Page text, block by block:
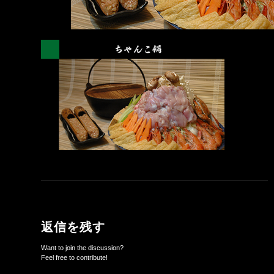
返信を残す
Want to join the discussion?
Feel free to contribute!